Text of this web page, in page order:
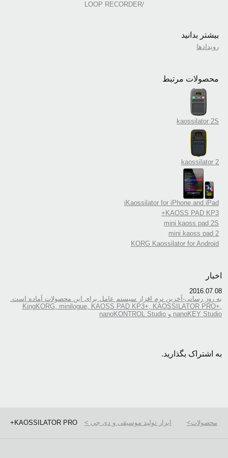
/LOOP RECORDER
بیشتر بدانید
رویدادها
محصولات مرتبط
kaossilator 2S
kaossilator 2
iKaossilator for iPhone and iPad
KAOSS PAD KP3+
mini kaoss pad 2S
mini kaoss pad 2
KORG Kaossilator for Android
اخبار
2016.07.08
به روز رسانی-آخرین نرم افزار سیستم عامل برای این محصولات آماده است.
KingKORG, minilogue, KAOSS PAD KP3+, KAOSSILATOR PRO+,
nanoKEY Studio و nanoKONTROL Studio
به اشتراک بگذارید.
محصولات ابزار تولید موسیقی و دی جی KAOSSILATOR PRO+